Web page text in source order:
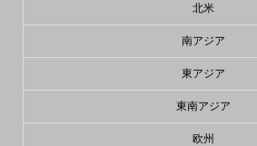
北米
南アジア
東アジア
東南アジア
欧州